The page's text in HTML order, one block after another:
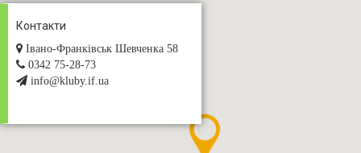
Контакти
Івано-Франківськ Шевченка 58
0342 75-28-73
info@kluby.if.ua